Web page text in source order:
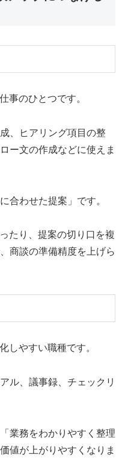
事のひとつです。
、ヒアリング項目の整
ー文の作成などに使えま
合わせた提案」です。
たり、提案の切り口を複
商談の準備精度を上げら
しやすい職種です。
ル、議事録、チェックリ
業務をわかりやすく整理
値が上がりやすくなりま